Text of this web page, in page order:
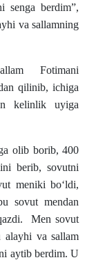
senga berdim”,
va sallamning
Fotimani
qilinib, ichiga
kelinlik uyiga
olib borib, 400
berib, sovutni
meniki bo‘ldi,
sovut mendan
Men sovut
va sallam
aytib berdim. U